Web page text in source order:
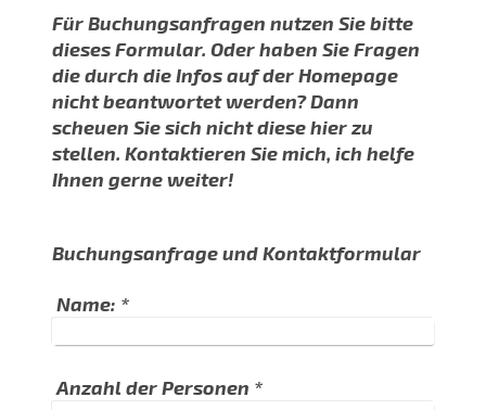
Für Buchungsanfragen nutzen Sie bitte
dieses Formular. Oder haben Sie Fragen
die durch die Infos auf der Homepage
nicht beantwortet werden? Dann
scheuen Sie sich nicht diese hier zu
stellen. Kontaktieren Sie mich, ich helfe
Ihnen gerne weiter!
Buchungsanfrage und Kontaktformular
Name: *
Anzahl der Personen *